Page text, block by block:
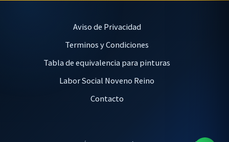
Aviso de Privacidad
Terminos y Condiciones
Tabla de equivalencia para pinturas
Labor Social Noveno Reino
Contacto